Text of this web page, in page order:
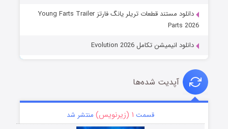
دانلود مستند قطعات تریلر یانگ فارتز Young Farts Trailer
Parts 2026
دانلود انیمیشن تکامل Evolution 2026
آپدیت شده‌ها
قسمت ۱ (زیرنویس) منتشر شد